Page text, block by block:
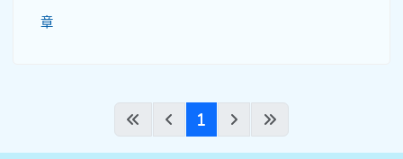
章
« ‹ 1 (current)
› »